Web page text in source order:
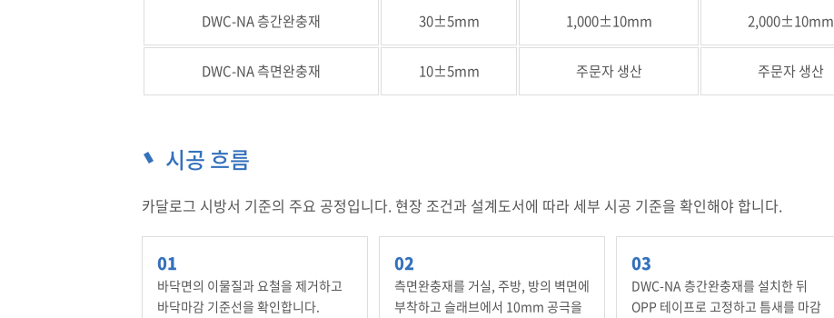
DWC-NA 층간완충재 30±5mm 1,000±10mm 2,000±10mm
DWC-NA 측면완충재 10±5mm 주문자 생산 주문자 생산
시공 흐름
카달로그 시방서 기준의 주요 공정입니다. 현장 조건과 설계도서에 따라 세부 시공 기준을 확인해야 합니다.
바닥면의 이물질과 요철을 제거하고
바닥마감 기준선을 확인합니다.
측면완충재를 거실, 주방, 방의 벽면에
부착하고 슬래브에서 10mm 공극을
DWC-NA 층간완충재를 설치한 뒤
OPP 테이프로 고정하고 틈새를 마감